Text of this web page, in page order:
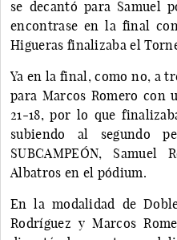
se decantó para Samuel
encontrase en la final
Higueras finalizaba el
Ya en la final, como no, a
para Marcos Romero con
21-18, por lo que
subiendo al segundo
SUBCAMPEÓN,
Albatros en el pódium.
En la modalidad de
Rodríguez y Marcos